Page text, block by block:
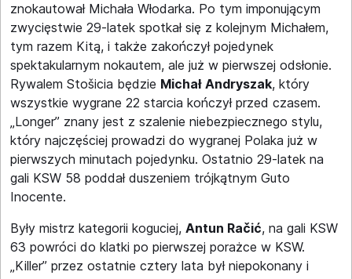
znokautował Michała Włodarka. Po tym imponującym
zwycięstwie 29-latek spotkał się z kolejnym Michałem,
tym razem Kitą, i także zakończył pojedynek
spektakularnym nokautem, ale już w pierwszej odsłonie.
Rywalem Stošicia będzie Michał Andryszak, który
wszystkie wygrane 22 starcia kończył przed czasem.
„Longer” znany jest z szalenie niebezpiecznego stylu,
który najczęściej prowadzi do wygranej Polaka już w
pierwszych minutach pojedynku. Ostatnio 29-latek na
gali KSW 58 poddał duszeniem trójkątnym Guto
Inocente.
Były mistrz kategorii koguciej, Antun Račić, na gali KSW
63 powróci do klatki po pierwszej porażce w KSW.
„Killer” przez ostatnie cztery lata był niepokonany i